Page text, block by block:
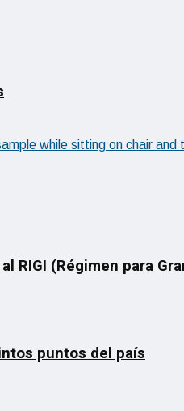
(Régimen para
puntos del país